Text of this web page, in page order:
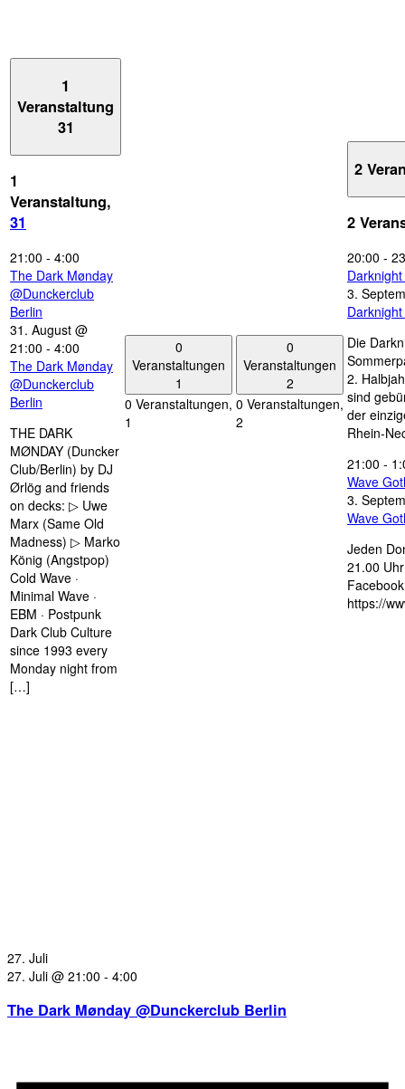
1
Veranstaltung
31
1
Veranstaltung,
31
21:00 - 4:00
The Dark Mønday
@Dunckerclub
Berlin
31. August @
21:00 - 4:00
The Dark Mønday
@Dunckerclub
Berlin
THE DARK
MØNDAY (Duncker
Club/Berlin) by DJ
Ørlög and friends
on decks: ▷ Uwe
Marx (Same Old
Madness) ▷ Marko
König (Angstpop)
Cold Wave ·
Minimal Wave ·
EBM · Postpunk
Dark Club Culture
since 1993 every
Monday night from
[…]
0
Veranstaltungen
1
0 Veranstaltungen,
1
0
Veranstaltungen
2
0 Veranstaltungen,
2
2
2
20:00 -
3.
Die
2.
sind
der
Rhein-
21:00 -
Wave
3.
Wave
Jeden
21.00
https://
27. Juli
27. Juli @ 21:00 - 4:00
The Dark Mønday @Dunckerclub Berlin